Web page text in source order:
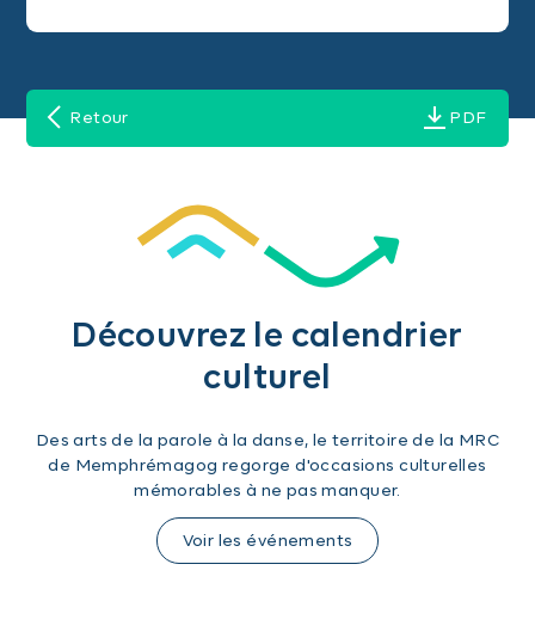
Retour PDF
Découvrez le calendrier
culturel
Des arts de la parole à la danse, le territoire de la MRC
de Memphrémagog regorge d'occasions culturelles
mémorables à ne pas manquer.
Voir les événements